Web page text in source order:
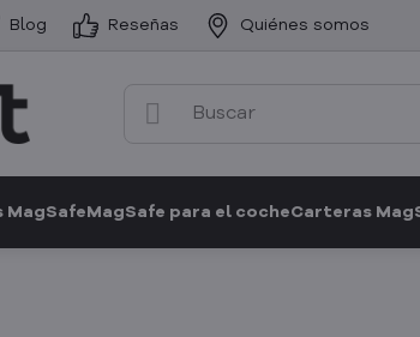
Blog Reseñas Quiénes somos
MagSafe MagSafe para el cocheCarteras